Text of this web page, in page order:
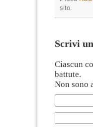
sito.
Scrivi
Ciascun
battute.
Non sono